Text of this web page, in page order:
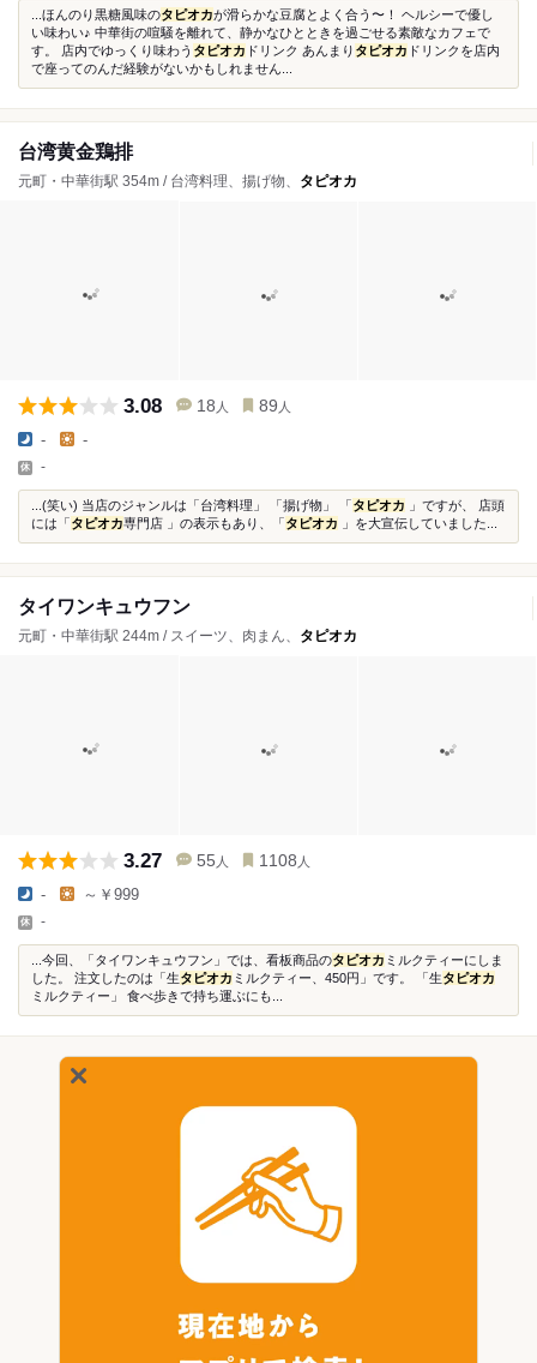
...ほんのり黒糖風味のタピオカが滑らかな豆腐とよく合う〜！ ヘルシーで優し
い味わい♪ 中華街の喧騒を離れて、静かなひとときを過ごせる素敵なカフェで
す。 店内でゆっくり味わう タピオカ ドリンク あんまり タピオカ ドリンクを店内
で座ってのんだ経験がないかもしれません...
台湾黄金鶏排
元町・中華街駅 354m / 台湾料理、揚げ物、 タピオカ
3.08 18 人 89 人
- -
-
...(笑い) 当店のジャンルは「台湾料理」 「揚げ物」 「 タピオカ 」ですが、 店頭
には「 タピオカ専門店 」の表示もあり、「 タピオカ 」を大宣伝していました...
タイワンキュウフン
元町・中華街駅 244m / スイーツ、肉まん、 タピオカ
3.27 55 人 1108 人
- ～￥999
-
...今回、「タイワンキュウフン」では、看板商品のタピオカ ミルクティーにしま
した。 注文したのは「生タピオカ ミルクティー、450円」です。 「生タピオカ
ミルクティー」 食べ歩きで持ち運ぶにも...